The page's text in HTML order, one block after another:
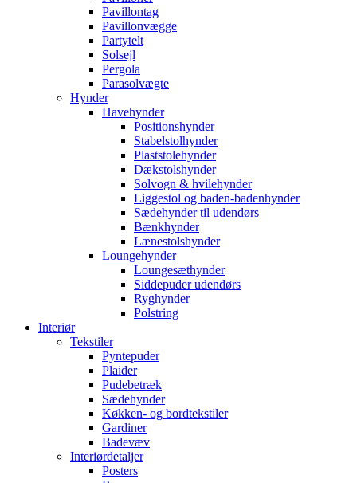
Pavillontag
Pavillonvægge
Partytelt
Solsejl
Pergola
Parasolvægte
Hynder
Havehynder
Positionshynder
Stabelstolhynder
Plaststolehynder
Dækstolshynder
Solvogn & hvilehynder
Liggestol og baden-badenhynder
Sædehynder til udendørs
Bænkhynder
Lænestolshynder
Loungehynder
Loungesæthynder
Siddepuder udendørs
Ryghynder
Polstring
Interiør
Tekstiler
Pyntepuder
Plaider
Pudebetræk
Sædehynder
Køkken- og bordtekstiler
Gardiner
Badevæv
Interiørdetaljer
Posters